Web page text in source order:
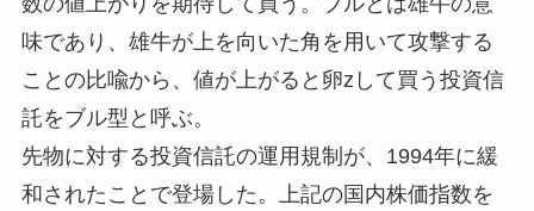
味であり、雄牛が上を向いた角を用いて攻撃する
ことの比喩から、値が上がると卵zして買う投資信
託をブル型と呼ぶ。
先物に対する投資信託の運用規制が、1994年に緩
和されたことで登場した。上記の国内株価指数を